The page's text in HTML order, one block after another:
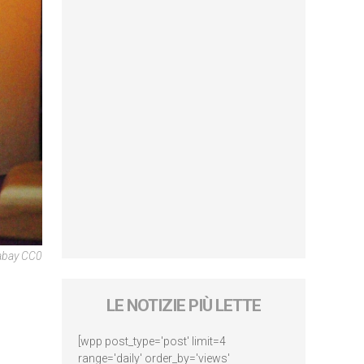
CC0
LE NOTIZIE PIÙ LETTE
[wpp post_type='post' limit=4
range='daily' order_by='views'